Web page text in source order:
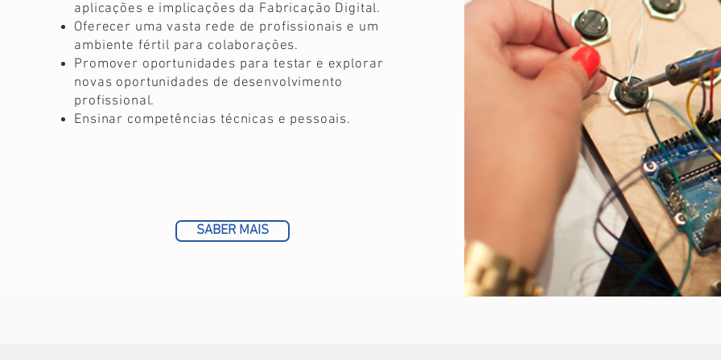
aplicações e implicações da Fabricação Digital.
Oferecer uma vasta rede de profissionais e um
ambiente fértil para colaborações.
Promover oportunidades para testar e explorar
novas oportunidades de desenvolvimento
profissional.
Ensinar competências técnicas e pessoais.
SABER MAIS